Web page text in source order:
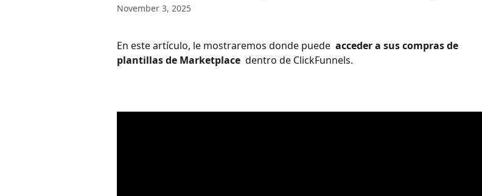
November 3, 2025
En este artículo, le mostraremos donde puede acceder a sus compras de
plantillas de Marketplace dentro de ClickFunnels.